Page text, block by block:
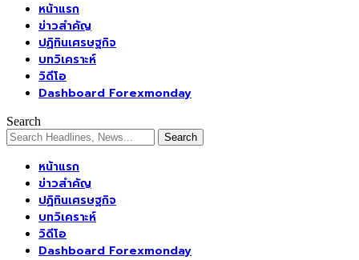
หน้าแรก
ข่าวสำคัญ
ปฏิทินเศรษฐกิจ
บทวิเคราะห์
วิดีโอ
Dashboard Forexmonday
Search
หน้าแรก
ข่าวสำคัญ
ปฏิทินเศรษฐกิจ
บทวิเคราะห์
วิดีโอ
Dashboard Forexmonday